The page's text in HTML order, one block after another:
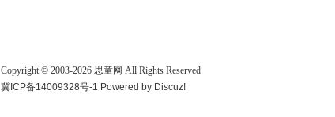
Copyright © 2003-2026 思童网 All Rights Reserved
冀ICP备14009328号-1 Powered by Discuz!